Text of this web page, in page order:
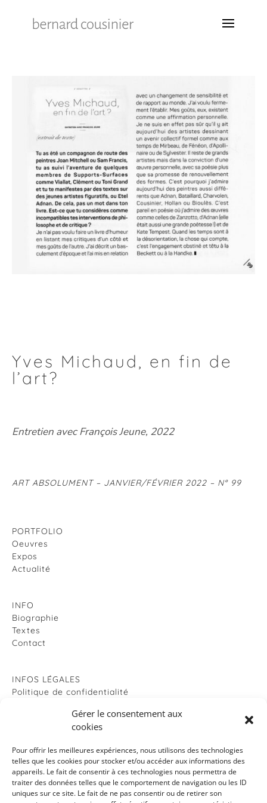
Gérer le consentement aux
cookies
Pour offrir les meilleures expériences, nous utilisons des technologies
telles que les cookies pour stocker et/ou accéder aux informations des
appareils. Le fait de consentir à ces technologies nous permettra de
traiter des données telles que le comportement de navigation ou les ID
uniques sur ce site. Le fait de ne pas consentir ou de retirer son
Yves Michaud, en fin de
l’art?
Entretien avec François Jeune, 2022
ART ABSOLUMENT – JANVIER/FÉVRIER 2022 – N° 99
PORTFOLIO
Oeuvres
Expos
Actualité
INFO
Biographie
Textes
Contact
INFOS LÉGALES
Politique de confidentialité
Mentions légales
RÉSEAUX SOCIAUX
Facebook
Instagram